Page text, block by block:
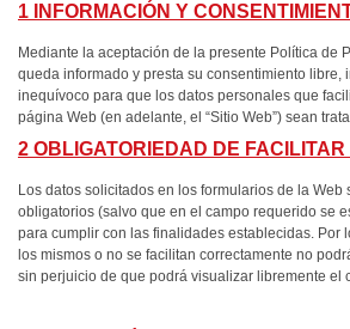
1 INFORMACIÓN Y
Mediante la aceptación de la presente Política de
queda informado y presta su consentimiento libre,
inequívoco para que los datos personales que
página Web (en adelante, el “Sitio Web”) sean
2 OBLIGATORIEDAD DE FACILITAR
Los datos solicitados en los formularios de la Web
obligatorios (salvo que en el campo requerido se
para cumplir con las finalidades establecidas. Por
los mismos o no se facilitan correctamente no
sin perjuicio de que podrá visualizar libremente el